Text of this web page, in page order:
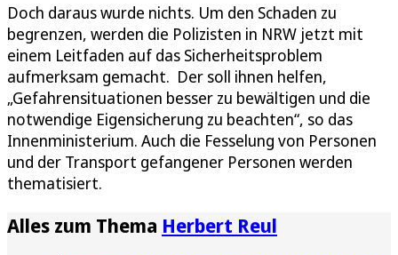
Doch daraus wurde nichts. Um den Schaden zu
begrenzen, werden die Polizisten in NRW jetzt mit
einem Leitfaden auf das Sicherheitsproblem
aufmerksam gemacht. Der soll ihnen helfen,
„Gefahrensituationen besser zu bewältigen und die
notwendige Eigensicherung zu beachten“, so das
Innenministerium. Auch die Fesselung von Personen
und der Transport gefangener Personen werden
thematisiert.
Alles zum Thema Herbert Reul